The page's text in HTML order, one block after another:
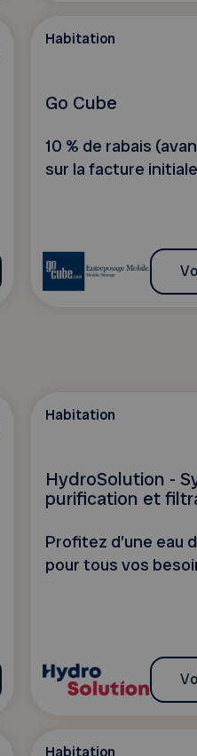
Habitation
Go Cube
10 % de rabais
sur la facture initiale
Habitation
HydroSolution -
purification et
Profitez d’une eau
pour tous vos
Habitation